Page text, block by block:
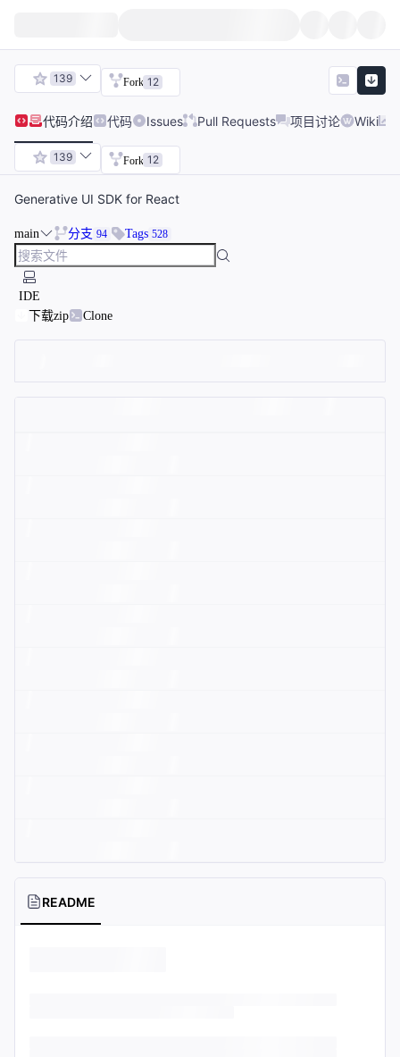
139 Fork 12
代码介绍 代码 Issues Pull Requests 项目讨论 Wiki
139 Fork 12
Generative UI SDK for React
main 分支 94 Tags 528
IDE
下载zip
Clone
README